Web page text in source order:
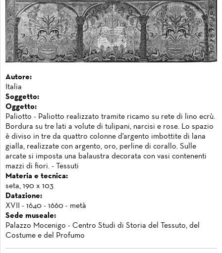
Autore:
Italia
Soggetto:
Oggetto:
Paliotto - Paliotto realizzato tramite ricamo su rete di lino ecrù.
Bordura su tre lati a volute di tulipani, narcisi e rose. Lo spazio
è diviso in tre da quattro colonne d'argento imbottite di lana
gialla, realizzate con argento, oro, perline di corallo. Sulle
arcate si imposta una balaustra decorata con vasi contenenti
mazzi di fiori. - Tessuti
Materia e tecnica:
seta, 190 x 103
Datazione:
XVII - 1640 - 1660 - metà
Sede museale:
Palazzo Mocenigo - Centro Studi di Storia del Tessuto, del
Costume e del Profumo